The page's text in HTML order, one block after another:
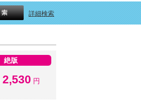
詳細検索
絶版
2,530 円